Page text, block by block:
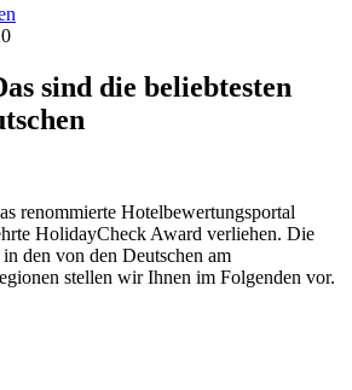
sind die beliebtesten
renommierte Hotelbewertungsportal
HolidayCheck Award verliehen. Die
den von den Deutschen am
stellen wir Ihnen im Folgenden vor.